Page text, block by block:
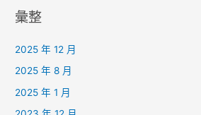
彙整
2025 年 12 月
2025 年 8 月
2025 年 1 月